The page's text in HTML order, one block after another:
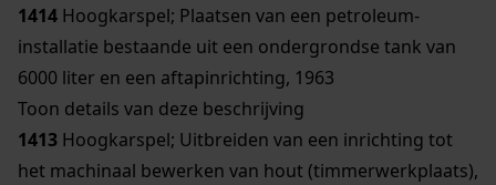
1414 Hoogkarspel; Plaatsen van een petroleum-
installatie bestaande uit een ondergrondse tank van
6000 liter en een aftapinrichting, 1963
Toon details van deze beschrijving
1413 Hoogkarspel; Uitbreiden van een inrichting tot
het machinaal bewerken van hout (timmerwerkplaats),